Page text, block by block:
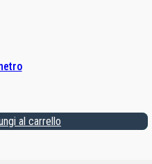
al carrello